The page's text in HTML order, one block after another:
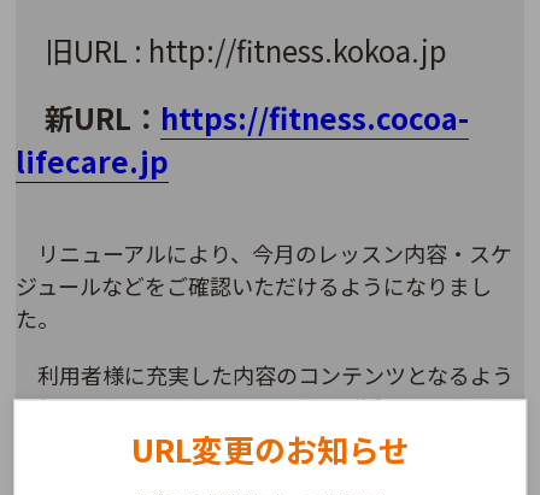
旧URL : http://fitness.kokoa.jp
新URL： https://fitness.cocoa-
lifecare.jp
リニューアルにより、今月のレッスン内容・スケ
ジュールなどをご確認いただけるようになりまし
た。
利用者様に充実した内容のコンテンツとなるよう
に努めてまいりますので、是非、ご活用頂けますと
URL変更のお知らせ